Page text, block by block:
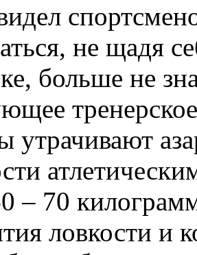
не щадя
больше не
утрачивают
– 70
ловкости и